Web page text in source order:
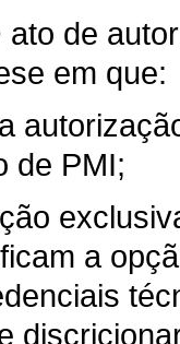
ato de
em que:
de PMI;
a